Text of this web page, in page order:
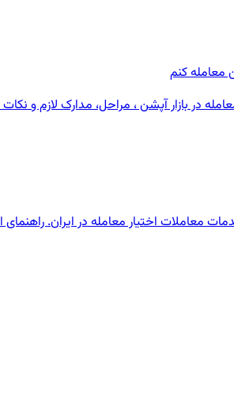
معامله کنم
در بازار آپشن ، مراحل، مدارک لازم و
معاملات اختیار معامله در ایران. راهنمای